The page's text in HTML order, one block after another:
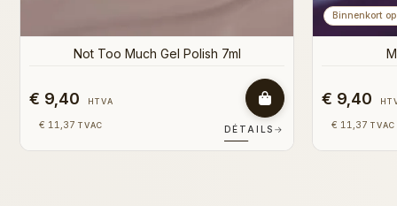
€ 9,40 HTVA
€ 11,37 TVAC DÉTAILS →
€ 9,40
€ 11,37 TVAC